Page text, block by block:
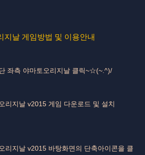
날 게임방법 및 이용안내
좌측 야마토오리지날 클릭~☆(~.^)/
리지날 v2015 게임 다운로드 및 설치
리지날 v2015 바탕화면의 단축아이콘을 클